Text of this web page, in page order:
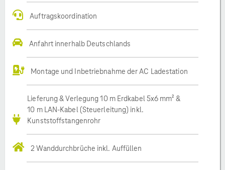
Auftragskoordination
Anfahrt innerhalb Deutschlands
Montage und Inbetriebnahme der AC Ladestation
Lieferung & Verlegung 10 m Erdkabel 5x6 mm² &
10 m LAN-Kabel (Steuerleitung) inkl.
Kunststoffstangenrohr
2 Wanddurchbrüche inkl. Auffüllen